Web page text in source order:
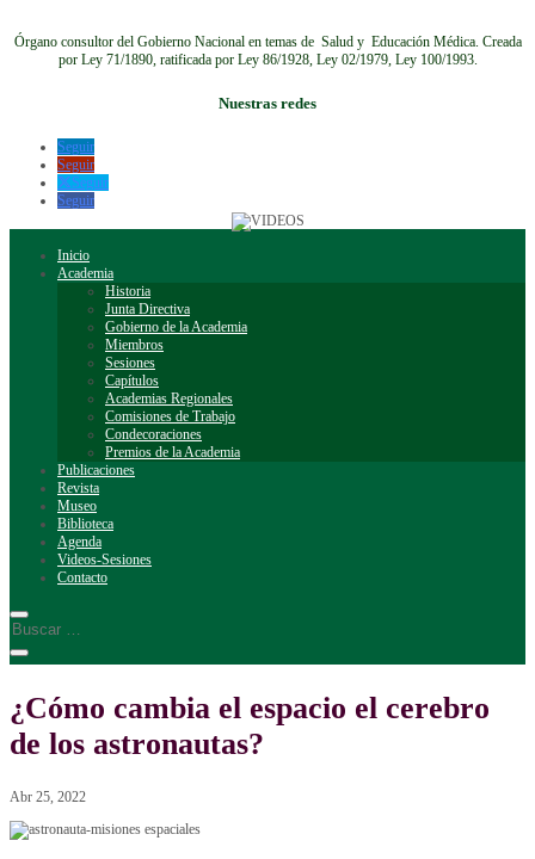
Órgano consultor del Gobierno Nacional en temas de Salud y Educación Médica. Creada
por Ley 71/1890, ratificada por Ley 86/1928, Ley 02/1979, Ley 100/1993.
Nuestras redes
Seguir
Seguir
Seguir
Seguir
Inicio
Academia
Historia
Junta Directiva
Gobierno de la Academia
Miembros
Sesiones
Capítulos
Academias Regionales
Comisiones de Trabajo
Condecoraciones
Premios de la Academia
Publicaciones
Revista
Museo
Biblioteca
Agenda
Videos-Sesiones
Contacto
¿Cómo cambia el espacio el cerebro
de los astronautas?
Abr 25, 2022